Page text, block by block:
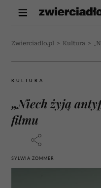
Zwierciadlo.pl > Kultura >
KULTURA
„Niech żyją
filmu
SYLWIA ZOMMER